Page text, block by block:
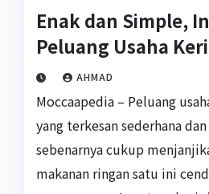
Enak dan Simple,
Peluang Usaha
AHMAD
Moccaapedia – Peluang
yang terkesan sederhana
sebenarnya cukup
makanan ringan satu ini